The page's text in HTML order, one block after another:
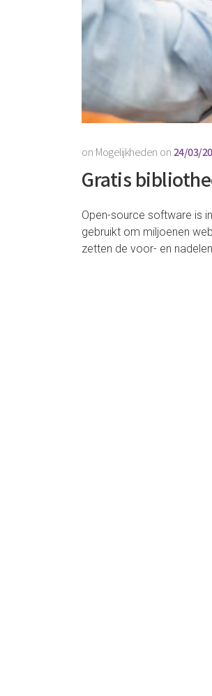
on Mogelijkheden on24/03/
Gratis
Open-source software is
gebruikt om miljoenen
zetten de voor- en